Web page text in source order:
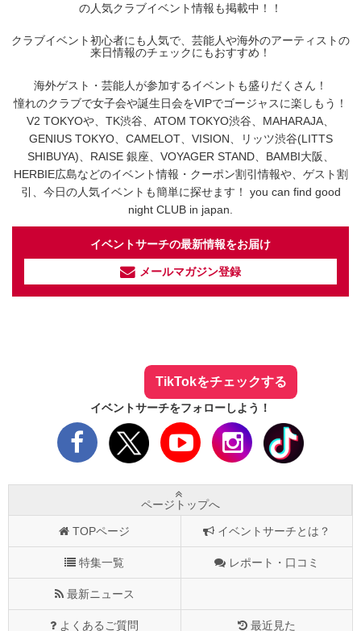
の人気クラブイベント情報も掲載中！！
クラブイベント初心者にも人気で、芸能人や海外のアーティストの
来日情報のチェックにもおすすめ！
海外ゲスト・芸能人が参加するイベントも盛りだくさん！
憧れのクラブで女子会や誕生日会をVIPでゴージャスに楽しもう！
V2 TOKYOや、TK渋谷、ATOM TOKYO渋谷、MAHARAJA、
GENIUS TOKYO、CAMELOT、VISION、リッツ渋谷(LITTS
SHIBUYA)、RAISE 銀座、VOYAGER STAND、BAMBI大阪、
HERBIE広島などのイベント情報・クーポン割引情報や、ゲスト割
引、今日の人気イベントも簡単に探せます！ you can find good
night CLUB in japan.
イベントサーチの最新情報をお届け
メールマガジン登録
TikTokをチェックする
イベントサーチをフォローしよう！
ページトップへ
TOPページ イベントサーチとは？
特集一覧 レポート・口コミ
最新ニュース
よくあるご質問 最近見た